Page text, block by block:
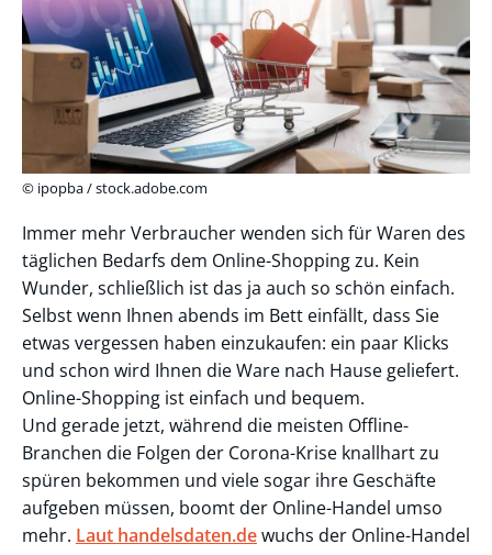
© ipopba / stock.adobe.com
Immer mehr Verbraucher wenden sich für Waren des
täglichen Bedarfs dem Online-Shopping zu. Kein
Wunder, schließlich ist das ja auch so schön einfach.
Selbst wenn Ihnen abends im Bett einfällt, dass Sie
etwas vergessen haben einzukaufen: ein paar Klicks
und schon wird Ihnen die Ware nach Hause geliefert.
Online-Shopping ist einfach und bequem.
Und gerade jetzt, während die meisten Offline-
Branchen die Folgen der Corona-Krise knallhart zu
spüren bekommen und viele sogar ihre Geschäfte
aufgeben müssen, boomt der Online-Handel umso
mehr. Laut handelsdaten.dewuchs der Online-Handel